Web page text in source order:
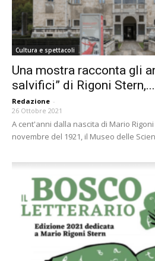
Cultura e spettacoli
Una mostra racconta gli
salvifici” di Rigoni Stern,...
Redazione -
26 Ottobre 2021
A cent'anni dalla nascita di Mario Rigoni
novembre del 1921, il Museo delle